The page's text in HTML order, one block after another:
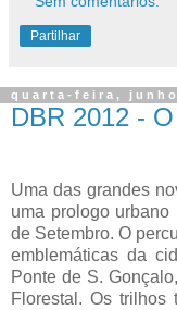
Partilhar
quarta-feira, junho
DBR 2012 -
Uma das grandes
uma prologo
de Setembro. O
emblemáticas da
Ponte de S.
Florestal. Os trilhos